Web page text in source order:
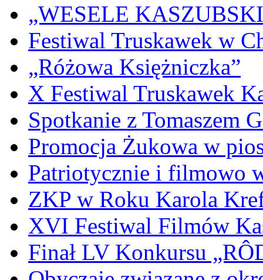
„WESELE
Festiwal Truskawek w
„Różowa Księżniczka”
X Festiwal Truskawek
Spotkanie z Tomaszem
Promocja Żukowa w
Patriotycznie i filmowo
ZKP w Roku Karola
XVI Festiwal Filmów
Finał LV Konkursu